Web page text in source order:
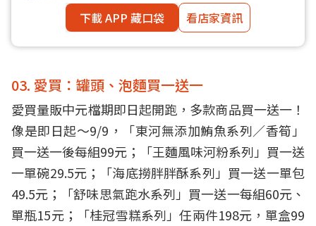
下載 APP 藏口袋 看店家資訊
03. 愛買：罐頭、泡麵買一送一
愛買量販中元檔期即日起開跑，多款商品買一送一！
像是即日起～9/9，「東河無添加鮪魚系列／香筍」
買一送一後每組99元；「王麵風味河粉系列」買一送
一單碗29.5元；「海底撈胖胖酥系列」買一送一單包
49.5元；「舒味思氣跑水系列」買一送一每組60元、
單瓶15元；「桂冠雪糕系列」任兩件198元，單盒99